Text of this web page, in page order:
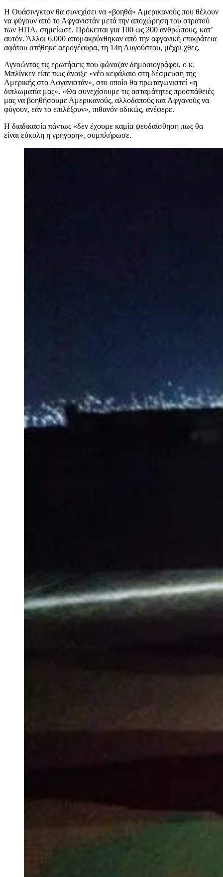
Η Ουάσινγκτον θα συνεχίσει να «βοηθά» Αμερικανούς που θέλουν
να φύγουν από το Αφγανιστάν μετά την αποχώρηση του στρατού
των ΗΠΑ, σημείωσε. Πρόκειται για 100 ως 200 ανθρώπους, κατ’
αυτόν. Άλλοι 6.000 απομακρύνθηκαν από την αφγανική επικράτεια
αφότου στήθηκε αερογέφυρα, τη 14η Αυγούστου, μέχρι χθες.
Αγνοώντας τις ερωτήσεις που φώναζαν δημοσιογράφοι, ο κ.
Μπλίνκεν είπε πως άνοιξε «νέο κεφάλαιο στη δέσμευση της
Αμερικής στο Αφγανιστάν», στο οποίο θα πρωταγωνιστεί «η
διπλωματία μας». «Θα συνεχίσουμε τις ασταμάτητες προσπάθειές
μας να βοηθήσουμε Αμερικανούς, αλλοδαπούς και Αφγανούς να
φύγουν, εάν το επιλέξουν», πιθανόν οδικώς, ανέφερε.
Η διαδικασία πάντως «δεν έχουμε καμία ψευδαίσθηση πως θα
είναι εύκολη η γρήγορη», συμπλήρωσε.